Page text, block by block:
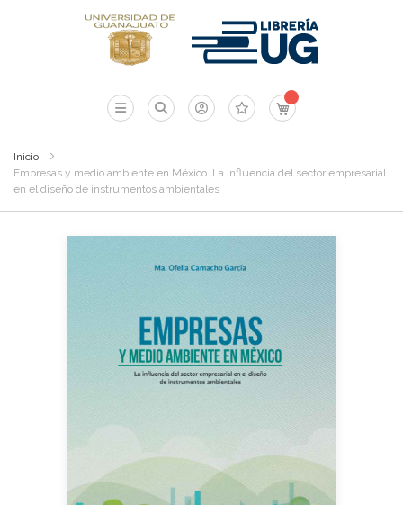
Mi carrito
Inicio
Empresas y medio ambiente en México. La influencia del sector empresarial
en el diseño de instrumentos ambientales